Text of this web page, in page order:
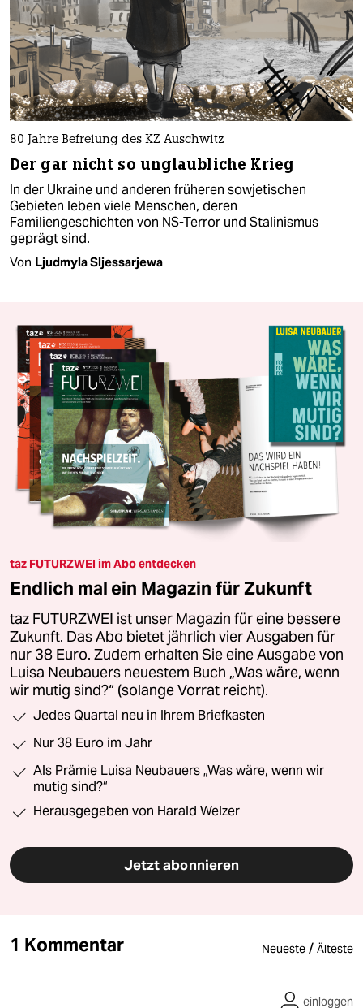
80 Jahre Befreiung des KZ Auschwitz
Der gar nicht so unglaubliche Krieg
In der Ukraine und anderen früheren sowjetischen
Gebieten leben viele Menschen, deren
Familiengeschichten von NS-Terror und Stalinismus
geprägt sind.
Von Ljudmyla Sljessarjewa
taz FUTURZWEI im Abo entdecken
Endlich mal ein Magazin für Zukunft
taz FUTURZWEI ist unser Magazin für eine bessere
Zukunft. Das Abo bietet jährlich vier Ausgaben für
nur 38 Euro. Zudem erhalten Sie eine Ausgabe von
Luisa Neubauers neuestem Buch „Was wäre, wenn
wir mutig sind?“ (solange Vorrat reicht).
Jedes Quartal neu in Ihrem Briefkasten
Nur 38 Euro im Jahr
Als Prämie Luisa Neubauers „Was wäre, wenn wir
mutig sind?“
Herausgegeben von Harald Welzer
Jetzt abonnieren
1 Kommentar Neueste / Älteste
einloggen